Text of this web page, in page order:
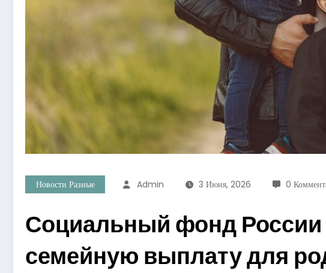
Новости Разные Admin 3 Июня, 2026 0
Социальный фонд России
семейную выплату для